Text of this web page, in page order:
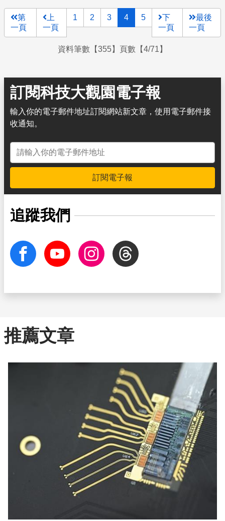
第
一頁
上
一頁
1 2 3 4 5
下
一頁
最後
一頁
資料筆數【355】頁數【4/71】
訂閱科技大觀園電子報
輸入你的電子郵件地址訂閱網站新文章，使用電子郵件接
收通知。
電子郵件地址
訂閱電子報
追蹤我們
facebook Youtube InstagramThreads
推薦文章